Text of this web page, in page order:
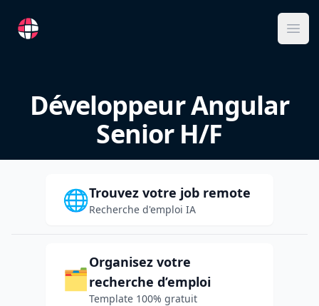
RemoteFR
Développeur Angular
Senior H/F
🌐Trouvez votre job remote
Recherche d'emploi IA
🗂️
Organisez votre
recherche d’emploi
Template 100% gratuit